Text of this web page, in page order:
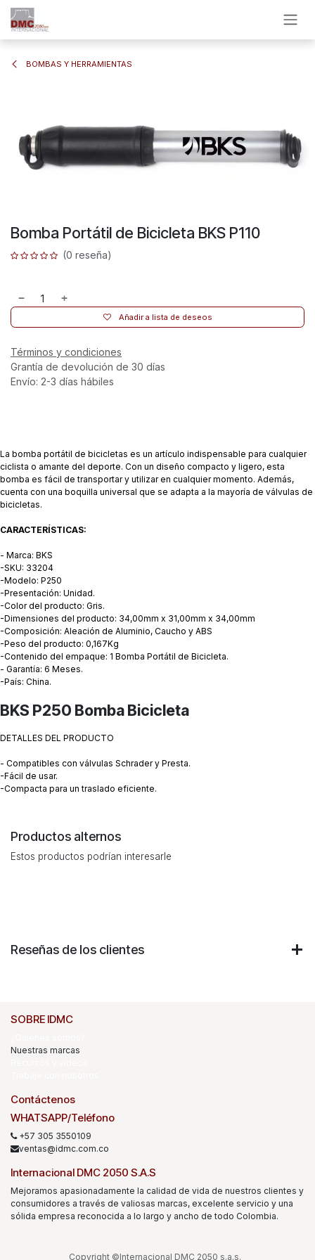
BOMBAS Y HERRAMIENTAS
Bomba Portátil de Bicicleta BKS P110
(0 reseña)
Añadir a lista de deseos
Términos y condiciones
Grantía de devolución de 30 días
Envío: 2-3 días hábiles
La bomba portátil de bicicletas es un artículo indispensable para cualquier
ciclista o amante del deporte. Con un diseño compacto y ligero, esta
bomba es fácil de transportar y utilizar en cualquier momento. Además,
cuenta con una boquilla universal que se adapta a la mayoría de válvulas de
bicicletas.
CARACTERÍSTICAS:
- Marca: BKS
-SKU: 33204
-Modelo: P250
-Presentación: Unidad.
-Color del producto: Gris.
-Dimensiones del producto: 34,00mm x 31,00mm x 34,00mm
-Composición: Aleación de Aluminio, Caucho y ABS
-Peso del producto: 0,167Kg
-Contenido del empaque: 1 Bomba Portátil de Bicicleta.
- Garantía: 6 Meses.
-País: China.
BKS P250 Bomba Bicicleta
DETALLES DEL PRODUCTO
- Compatibles con válvulas Schrader y Presta.
-Fácil de usar.
-Compacta para un traslado eficiente.
Productos alternos
Estos productos podrían interesarle
Reseñas de los clientes
SOBRE IDMC
Nuestras marcas
Contáctenos
WHATSAPP/Teléfono
+57 305 3550109
ventas@idmc.com.co
Internacional DMC 2050 S.A.S
Mejoramos apasionadamente la calidad de vida de nuestros clientes y
consumidores a través de valiosas marcas, excelente servicio y una
sólida empresa reconocida a lo largo y ancho de todo Colombia.
Copyright ©Internacional DMC 2050 s.a.s.